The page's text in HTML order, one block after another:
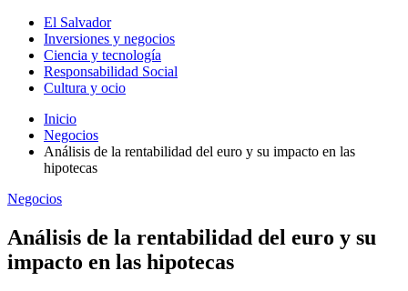
El Salvador
Inversiones y negocios
Ciencia y tecnología
Responsabilidad Social
Cultura y ocio
Inicio
Negocios
Análisis de la rentabilidad del euro y su impacto en las
hipotecas
Negocios
Análisis de la rentabilidad del euro y su
impacto en las hipotecas